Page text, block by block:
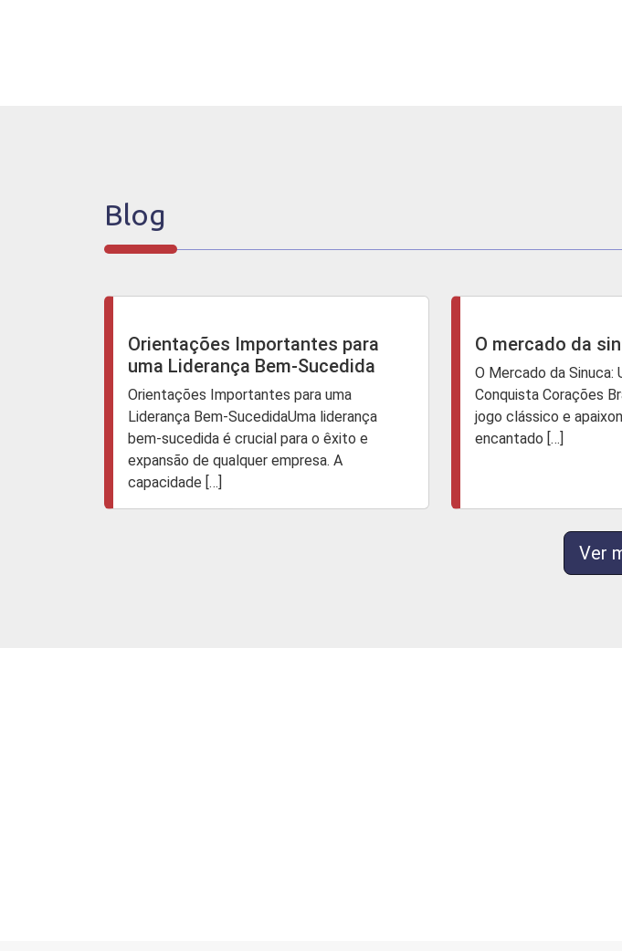
Blog
Orientações Importantes para
uma Liderança Bem-Sucedida
Orientações Importantes para uma
Liderança Bem-SucedidaUma liderança
bem-sucedida é crucial para o êxito e
expansão de qualquer empresa. A
capacidade […]
O mercado da
O Mercado da Sinuca:
Conquista Corações
jogo clássico e
encantado […]
Ver